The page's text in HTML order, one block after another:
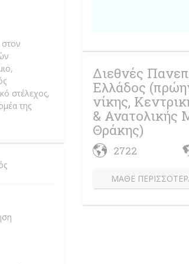
στέλεχος,
της
Διεθνές
Ελλάδος
νίκης,
& Ανατολικής
Θράκης)
2722
ΜΆΘΕ